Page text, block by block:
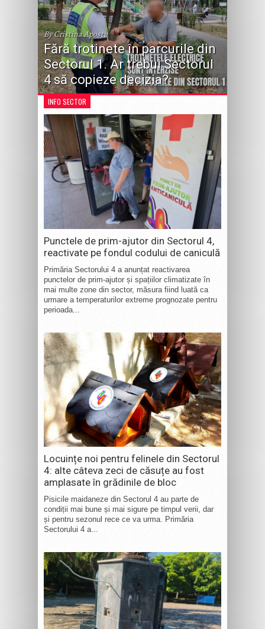
By Cristina Apostu
Fără trotinete în parcurile din
Sectorul 1. Ar trebui Sectorul
4 să copieze decizia?
INFO SECTOR
Punctele de prim-ajutor din Sectorul 4,
reactivate pe fondul codului de caniculă
Primăria Sectorului 4 a anunțat reactivarea
punctelor de prim-ajutor și spațiilor climatizate în
mai multe zone din sector, măsura fiind luată ca
urmare a temperaturilor extreme prognozate pentru
perioada...
Locuințe noi pentru felinele din Sectorul
4: alte câteva zeci de căsuțe au fost
amplasate în grădinile de bloc
Pisicile maidaneze din Sectorul 4 au parte de
condiții mai bune și mai sigure pe timpul verii, dar
și pentru sezonul rece ce va urma. Primăria
Sectorului 4 a...